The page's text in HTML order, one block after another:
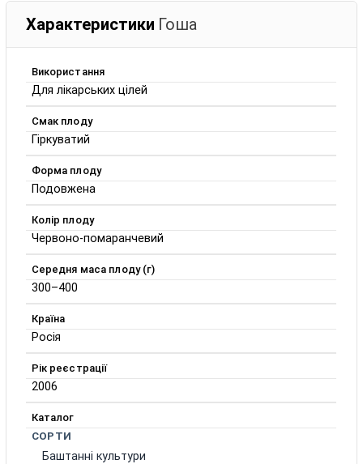
Характеристики Гоша
Використання
Для лікарських цілей
Смак плоду
Гіркуватий
Форма плоду
Подовжена
Колір плоду
Червоно-помаранчевий
Середня маса плоду (г)
300–400
Країна
Росія
Рік реєстрації
2006
Каталог
СОРТИ
Баштанні культури